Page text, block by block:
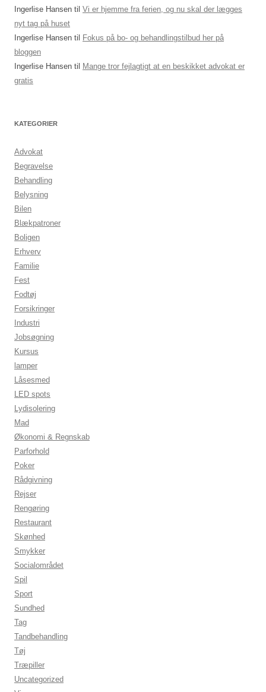
Ingerlise Hansen til Vi er hjemme fra ferien, og nu skal der lægges
nyt tag på huset
Ingerlise Hansen til
Fokus på bo- og behandlingstilbud her på
bloggen
Ingerlise Hansen til
Mange tror fejlagtigt at en beskikket advokat er
gratis
KATEGORIER
Advokat
Begravelse
Behandling
Belysning
Bilen
Blækpatroner
Boligen
Erhverv
Familie
Fest
Fodtøj
Forsikringer
Industri
Jobsøgning
Kursus
lamper
Låsesmed
LED spots
Lydisolering
Mad
Økonomi & Regnskab
Parforhold
Poker
Rådgivning
Rejser
Rengøring
Restaurant
Skønhed
Smykker
Socialområdet
Spil
Sport
Sundhed
Tag
Tandbehandling
Tøj
Træpiller
Uncategorized